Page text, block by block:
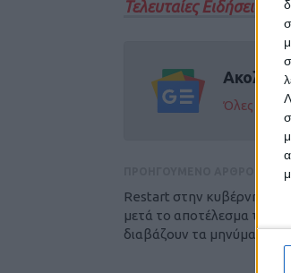
Τελευταίες Ειδήσεις
Όλες οι
Restart στην κυβέρνηση
μετά το αποτέλεσμα των
διαβάζουν τα μηνύματα